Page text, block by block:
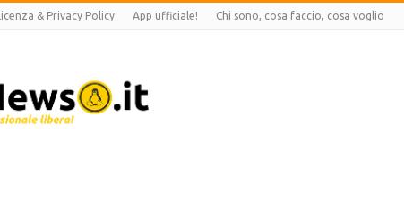
& Privacy Policy App ufficiale! Chi sono, cosa faccio, cosa voglio